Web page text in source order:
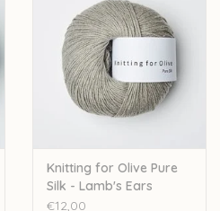
Knitting for Olive Pure
Silk - Lamb's Ears
€12,00